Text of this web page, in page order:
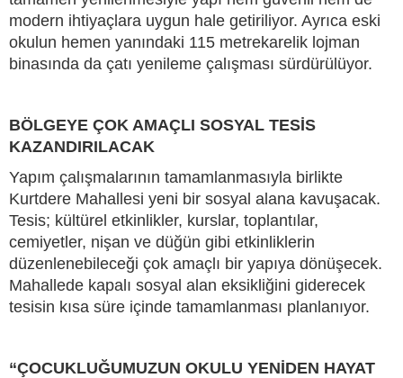
modern ihtiyaçlara uygun hale getiriliyor. Ayrıca eski
okulun hemen yanındaki 115 metrekarelik lojman
binasında da çatı yenileme çalışması sürdürülüyor.
BÖLGEYE ÇOK AMAÇLI SOSYAL TESİS
KAZANDIRILACAK
Yapım çalışmalarının tamamlanmasıyla birlikte
Kurtdere Mahallesi yeni bir sosyal alana kavuşacak.
Tesis; kültürel etkinlikler, kurslar, toplantılar,
cemiyetler, nişan ve düğün gibi etkinliklerin
düzenlenebileceği çok amaçlı bir yapıya dönüşecek.
Mahallede kapalı sosyal alan eksikliğini giderecek
tesisin kısa süre içinde tamamlanması planlanıyor.
“ÇOCUKLUĞUMUZUN OKULU YENİDEN HAYAT